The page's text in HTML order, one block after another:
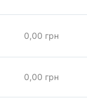
0,00 грн
0,00 грн